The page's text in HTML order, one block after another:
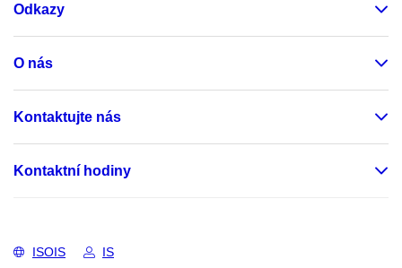
Odkazy
O nás
Kontaktujte nás
Kontaktní hodiny
ISOIS IS